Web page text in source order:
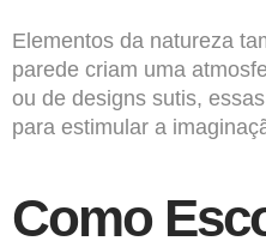
Elementos da natureza
parede criam uma
ou de designs sutis,
para estimular a
Como